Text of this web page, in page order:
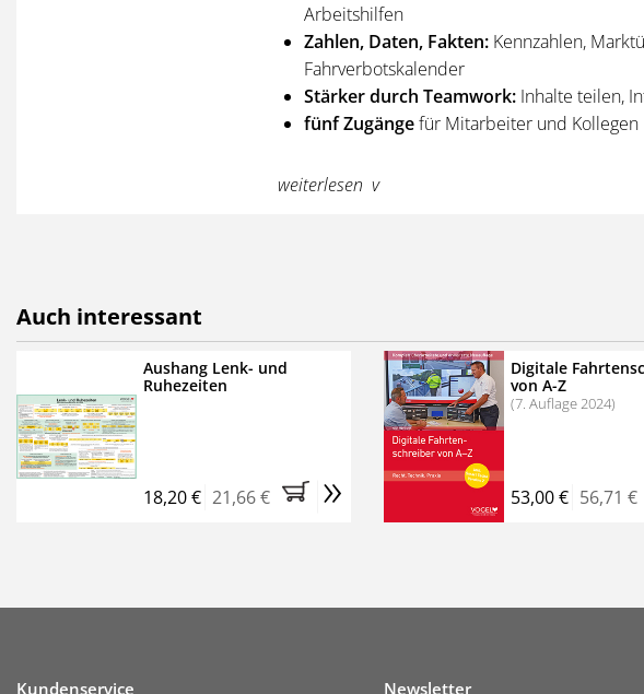
Arbeitshilfen
Zahlen, Daten, Fakten: Kennzahlen,
Fahrverbotskalender
Stärker durch Teamwork: Inhalte teilen,
fünf Zugängefür Mitarbeiter und Kollegen
Sie erhaltenalle Ausgaben
Kostenfreie Online-Seminare
Bestellen Sie jetzt das VerkehrsRundschau
Monate (inkl. der derzeitig gesetzlichen
brauchen Sie nichts weiter tun, das
entstehen keine weiteren Verpflichtungen.
weiterlesen
Auch interessant
Aushang Lenk- und
Ruhezeiten
18,20 € 21,66 € »
Digitale
von A-Z
(7. Auflage 2024)
53,00 € 56,71 €
Kundenservice Newsletter